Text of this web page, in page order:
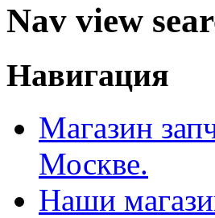
Nav view
Навигация
Магазин
Москве.
Наши